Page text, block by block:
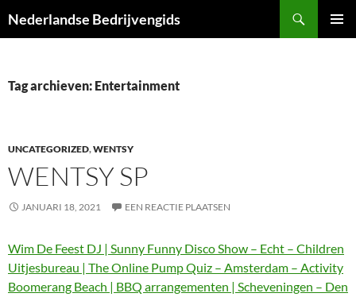
naar
Nederlandse Bedrijvengids
Tag archieven: Entertainment
UNCATEGORIZED,WENTSY
WENTSY SP
JANUARI 18, 2021 EEN REACTIE PLAATSEN
Wim De Feest DJ | Sunny Funny Disco Show – Echt – Children
Uitjesbureau | The Online Pump Quiz – Amsterdam – Activity
Boomerang Beach | BBQ arrangementen | Scheveningen – Den